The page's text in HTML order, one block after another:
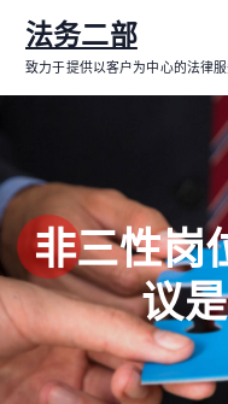
内
法务二部
致力于提供以客户为中心的法律
非三性岗
议